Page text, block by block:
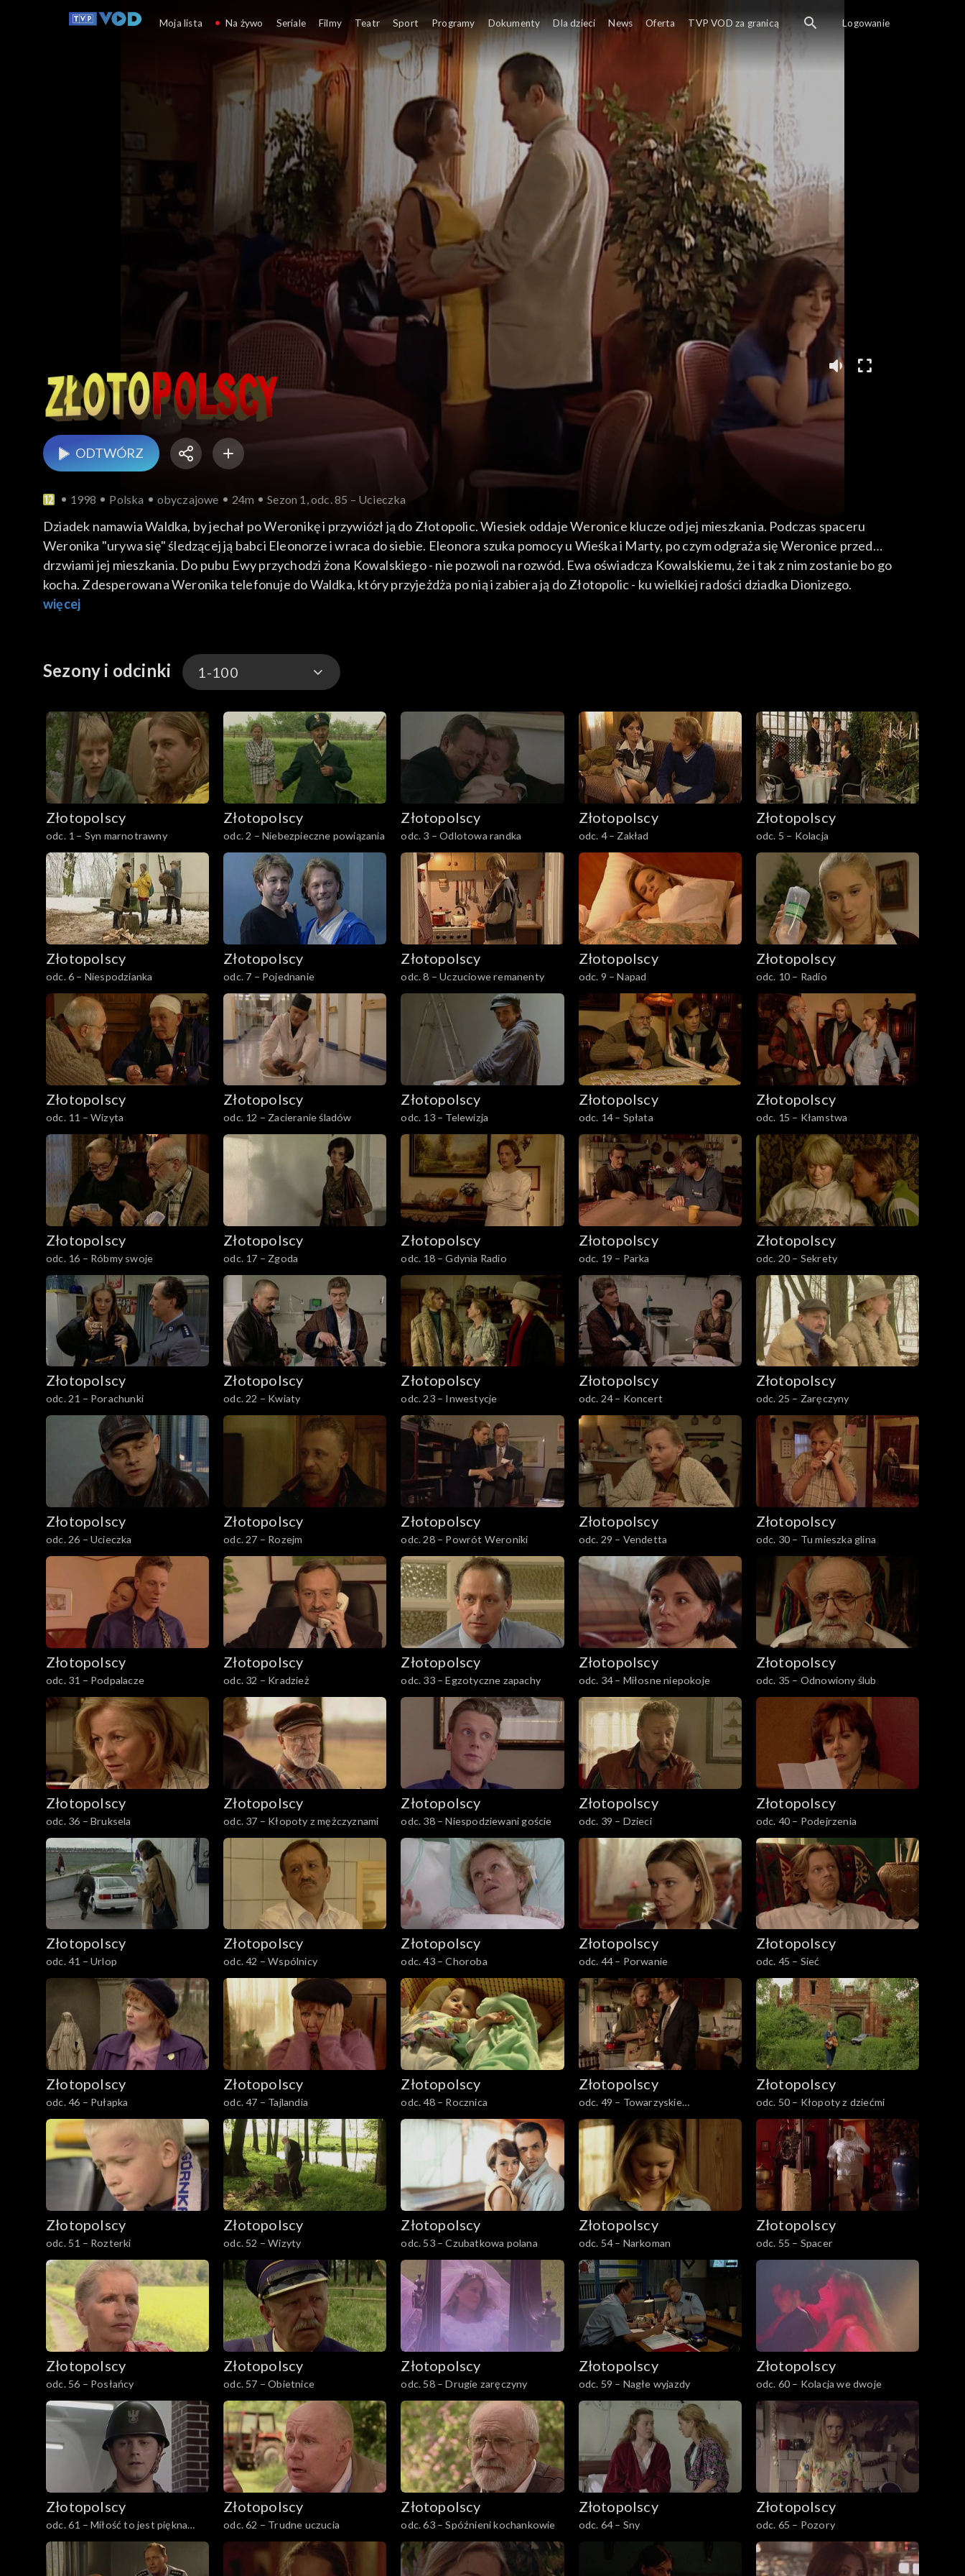
Złotopolscy
ODTWÓRZ
1998 Polska obyczajowe 24m Sezon 1, odc. 85 – Ucieczka
Dziadek namawia Waldka, by jechał po Weronikę i przywiózł ją do Złotopolic. Wiesiek oddaje Weronice klucze od jej mieszkania. Podczas spaceru
Weronika "urywa się" śledzącej ją babci Eleonorze i wraca do siebie. Eleonora szuka pomocy u Wieśka i Marty, po czym odgraża się Weronice przed
drzwiami jej mieszkania. Do pubu Ewy przychodzi żona Kowalskiego - nie pozwoli na rozwód. Ewa oświadcza Kowalskiemu, że i tak z nim zostanie bo go
kocha. Zdesperowana Weronika telefonuje do Waldka, który przyjeżdża po nią i zabiera ją do Złotopolic - ku wielkiej radości dziadka Dionizego.
więcej
Sezony i odcinki 1-100
1-100
101-200
201-300
301-400
401-500
501-600
601-700
701-800
801-900
901–1000
1001–1100
1101–1121
Odcinek specjalny
Złotopolscy
odc. 1 – Syn marnotrawny
Złotopolscy
odc. 2 – Niebezpieczne powiązania
Złotopolscy
odc. 3 – Odlotowa randka
Złotopolscy
odc. 4 – Zakład
Złotopolscy
odc. 5 – Kolacja
Złotopolscy
odc. 6 – Niespodzianka
Złotopolscy
odc. 7 – Pojednanie
Złotopolscy
odc. 8 – Uczuciowe remanenty
Złotopolscy
odc. 9 – Napad
Złotopolscy
odc. 10 – Radio
Złotopolscy
odc. 11 – Wizyta
Złotopolscy
odc. 12 – Zacieranie śladów
Złotopolscy
odc. 13 – Telewizja
Złotopolscy
odc. 14 – Spłata
Złotopolscy
odc. 15 – Kłamstwa
Złotopolscy
odc. 16 – Róbmy swoje
Złotopolscy
odc. 17 – Zgoda
Złotopolscy
odc. 18 – Gdynia Radio
Złotopolscy
odc. 19 – Parka
Złotopolscy
odc. 20 – Sekrety
Złotopolscy
odc. 21 – Porachunki
Złotopolscy
odc. 22 – Kwiaty
Złotopolscy
odc. 23 – Inwestycje
Złotopolscy
odc. 24 – Koncert
Złotopolscy
odc. 25 – Zaręczyny
Złotopolscy
odc. 26 – Ucieczka
Złotopolscy
odc. 27 – Rozejm
Złotopolscy
odc. 28 – Powrót Weroniki
Złotopolscy
odc. 29 – Vendetta
Złotopolscy
odc. 30 – Tu mieszka glina
Złotopolscy
odc. 31 – Podpalacze
Złotopolscy
odc. 32 – Kradzież
Złotopolscy
odc. 33 – Egzotyczne zapachy
Złotopolscy
odc. 34 – Miłosne niepokoje
Złotopolscy
odc. 35 – Odnowiony ślub
Złotopolscy
odc. 36 – Bruksela
Złotopolscy
odc. 37 – Kłopoty z mężczyznami
Złotopolscy
odc. 38 – Niespodziewani goście
Złotopolscy
odc. 39 – Dzieci
Złotopolscy
odc. 40 – Podejrzenia
Złotopolscy
odc. 41 – Urlop
Złotopolscy
odc. 42 – Wspólnicy
Złotopolscy
odc. 43 – Choroba
Złotopolscy
odc. 44 – Porwanie
Złotopolscy
odc. 45 – Sieć
Złotopolscy
odc. 46 – Pułapka
Złotopolscy
odc. 47 – Tajlandia
Złotopolscy
odc. 48 – Rocznica
Złotopolscy
odc. 49 – Towarzyskie
nieporozumienia
Złotopolscy
odc. 50 – Kłopoty z dziećmi
Złotopolscy
odc. 51 – Rozterki
Złotopolscy
odc. 52 – Wizyty
Złotopolscy
odc. 53 – Czubatkowa polana
Złotopolscy
odc. 54 – Narkoman
Złotopolscy
odc. 55 – Spacer
Złotopolscy
odc. 56 – Posłańcy
Złotopolscy
odc. 57 – Obietnice
Złotopolscy
odc. 58 – Drugie zaręczyny
Złotopolscy
odc. 59 – Nagłe wyjazdy
Złotopolscy
odc. 60 – Kolacja we dwoje
Złotopolscy
odc. 61 – Miłość to jest piękna
sprawa
Złotopolscy
odc. 62 – Trudne uczucia
Złotopolscy
odc. 63 – Spóźnieni kochankowie
Złotopolscy
odc. 64 – Sny
Złotopolscy
odc. 65 – Pozory
Moja lista Na żywo Seriale Filmy Teatr Sport Programy Dokumenty Dla dzieci News Oferta TVP VOD za granicą Logowanie